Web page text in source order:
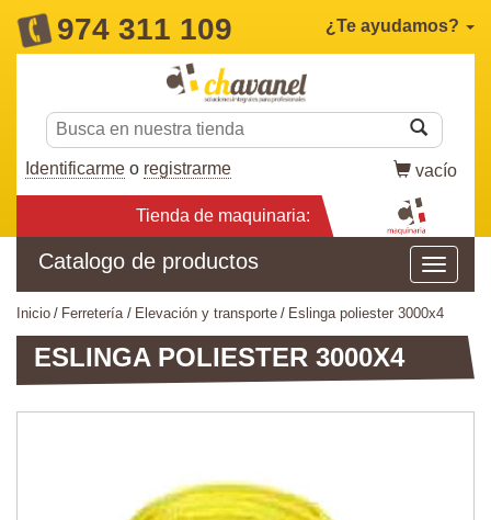
974 311 109 ¿Te ayudamos?
Identificarme o registrarme vacío
Tienda de maquinaria:
Catalogo de productos
inicio ferretería elevación y transporte eslinga poliester 3000x4
ESLINGA POLIESTER 3000X4